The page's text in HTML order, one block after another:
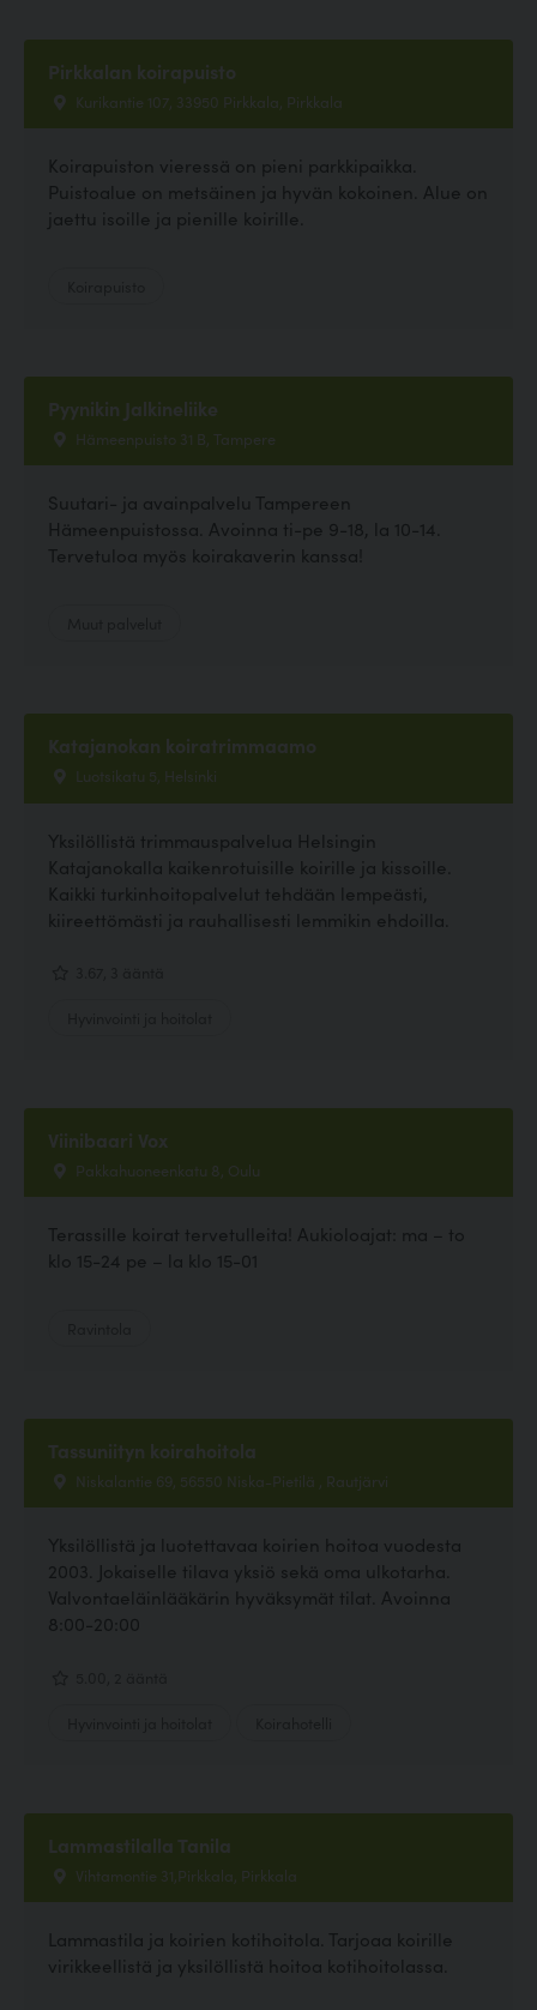
Pirkkalan koirapuisto
Kurikantie 107, 33950 Pirkkala, Pirkkala
Koirapuiston vieressä on pieni parkkipaikka.
Puistoalue on metsäinen ja hyvän kokoinen. Alue on
jaettu isoille ja pienille koirille.
Pyynikin Jalkineliike
Hämeenpuisto 31 B, Tampere
Suutari- ja avainpalvelu Tampereen
Hämeenpuistossa. Avoinna ti-pe 9-18, la 10-14.
Tervetuloa myös koirakaverin kanssa!
Katajanokan koiratrimmaamo
Luotsikatu 5, Helsinki
Yksilöllistä trimmauspalvelua Helsingin
Katajanokalla kaikenrotuisille koirille ja kissoille.
Kaikki turkinhoitopalvelut tehdään lempeästi,
kiireettömästi ja rauhallisesti lemmikin ehdoilla.
Viinibaari Vox
Pakkahuoneenkatu 8, Oulu
Terassille koirat tervetulleita! Aukioloajat: ma – to
klo 15-24 pe – la klo 15-01
Tassuniityn koirahoitola
Niskalantie 69, 56550 Niska-Pietilä , Rautjärvi
Yksilöllistä ja luotettavaa koirien hoitoa vuodesta
2003. Jokaiselle tilava yksiö sekä oma ulkotarha.
Valvontaeläinlääkärin hyväksymät tilat. Avoinna
8:00-20:00
Lammastilalla Tanila
Vihtamontie 31,Pirkkala, Pirkkala
Lammastila ja koirien kotihoitola. Tarjoaa koirille
virikkeellistä ja yksilöllistä hoitoa kotihoitolassa.